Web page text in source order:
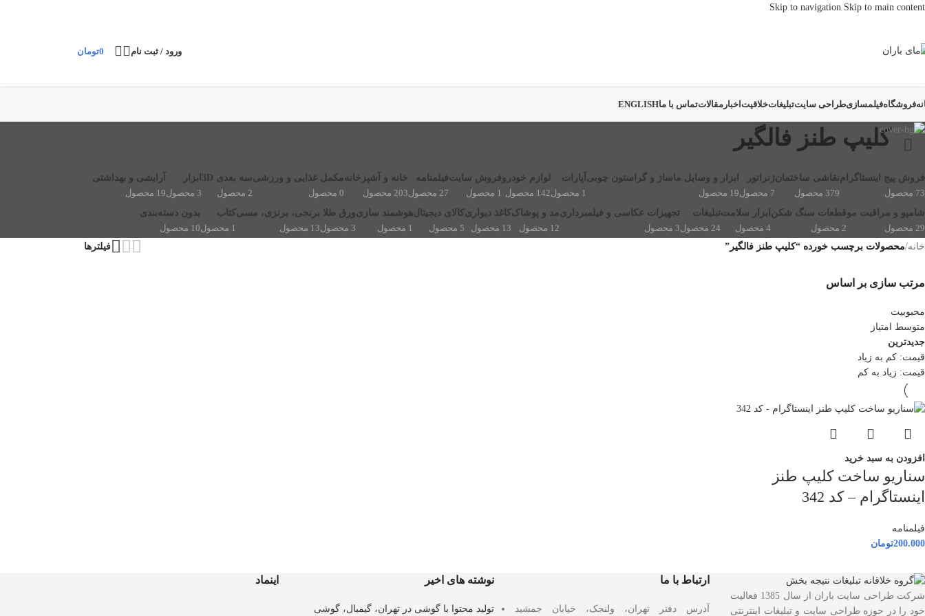
Skip to navigation Skip to main content
ورود / ثبت نام 0تومان
فروشگاهفیلمسازیطراحی سایتتبلیغاتخلاقیت اخبار مقالاتتماس با ماENGLISH
کلیپ طنز فالگیر
فروش پیج اینستاگرام
73 محصول
نقاشی ساختمان
379 محصول
ژنراتور
7 محصول
ابزار و وسایل ماساژ و گراستون چوبی
19 محصول
آپارات
1 محصول
لوازم خودرو
142 محصول
فروش سایت
1 محصول
فیلمنامه
27 محصول
خانه و آشپزخانه
203 محصول
مکمل غذایی و ورزشی
0 محصول
سه بعدی 3D
2 محصول
ابزار
3 محصول
آرایشی و بهداشتی
19 محصول
شامپو و مراقبت مو
29 محصول
قطعات سنگ شکن
2 محصول
ابزار سلامت
4 محصول
تبلیغات
24 محصول
تجهیزات عکاسی و فیلمبرداری
3 محصول
مد و پوشاک
12 محصول
کاغذ دیواری
13 محصول
کالای دیجیتال
5 محصول
هوشمند سازی
1 محصول
ورق طلا
3 محصول
برنجی، برنزی، مسی
13 محصول
کتاب
1 محصول
بدون دسته‌بندی
10 محصول
خانه/محصولات برچسب خورده “کلیپ طنز فالگیر” فیلترها
مرتب سازی بر اساس
محبوبیت
متوسط امتیاز
جدیدترین
قیمت: کم به زیاد
قیمت: زیاد به کم
افزودن به سبد خرید
سناریو ساخت کلیپ طنز
اینستاگرام – کد 342
فیلمنامه
200.000تومان
شرکت طراحی سایت باران از سال 1385 فعالیت
خود را در حوزه طراحی سایت و تبلیغات اینترنتی
ارتباط با ما
آدرس دفتر تهران، ولنجک، خیابان جمشید
نوشته های اخیر
تولید محتوا با گوشی در تهران، گیمبال، گوشی
اینماد